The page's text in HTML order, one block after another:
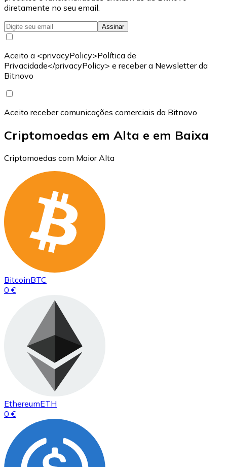
diretamente no seu email.
Assinar
Aceito a <privacyPolicy>Política de
Privacidade</privacyPolicy> e receber a Newsletter da
Bitnovo
Aceito receber comunicações comerciais da Bitnovo
Criptomoedas em Alta e em Baixa
Criptomoedas com Maior Alta
BitcoinBTC
0 €
EthereumETH
0 €